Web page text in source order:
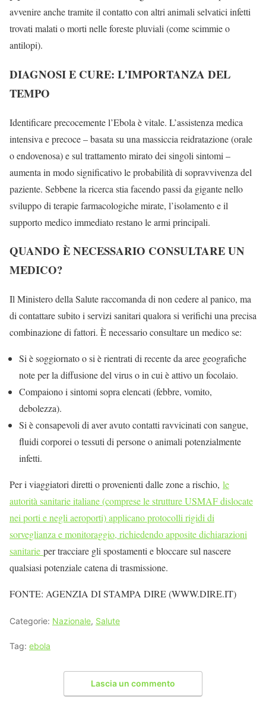
avvenire anche tramite il contatto con altri animali selvatici infetti
trovati malati o morti nelle foreste pluviali (come scimmie o
antilopi).
DIAGNOSI E CURE: L’IMPORTANZA DEL
TEMPO
Identificare precocemente l’Ebola è vitale. L’assistenza medica
intensiva e precoce – basata su una massiccia reidratazione (orale
o endovenosa) e sul trattamento mirato dei singoli sintomi –
aumenta in modo significativo le probabilità di sopravvivenza del
paziente. Sebbene la ricerca stia facendo passi da gigante nello
sviluppo di terapie farmacologiche mirate, l’isolamento e il
supporto medico immediato restano le armi principali.
QUANDO È NECESSARIO CONSULTARE UN
MEDICO?
Il Ministero della Salute raccomanda di non cedere al panico, ma
di contattare subito i servizi sanitari qualora si verifichi una precisa
combinazione di fattori. È necessario consultare un medico se:
Si è soggiornato o si è rientrati di recente da aree geografiche
note per la diffusione del virus o in cui è attivo un focolaio.
Compaiono i sintomi sopra elencati (febbre, vomito,
debolezza).
Si è consapevoli di aver avuto contatti ravvicinati con sangue,
fluidi corporei o tessuti di persone o animali potenzialmente
infetti.
Per i viaggiatori diretti o provenienti dalle zone a rischio, le
autorità sanitarie italiane (comprese le strutture USMAF dislocate
nei porti e negli aeroporti) applicano protocolli rigidi di
sorveglianza e monitoraggio, richiedendo apposite dichiarazioni
sanitarie per tracciare gli spostamenti e bloccare sul nascere
qualsiasi potenziale catena di trasmissione.
FONTE: AGENZIA DI STAMPA DIRE (WWW.DIRE.IT)
Categorie: Nazionale, Salute
Tag: ebola
Lascia un commento